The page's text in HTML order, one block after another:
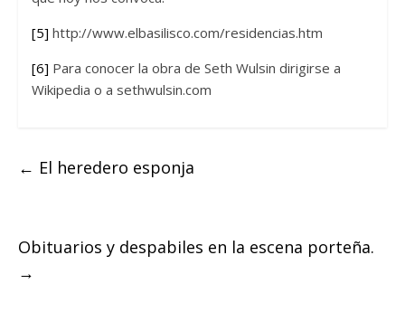
[5] http://www.elbasilisco.com/residencias.htm
[6] Para conocer la obra de Seth Wulsin dirigirse a
Wikipedia o a sethwulsin.com
← El heredero esponja
Obituarios y despabiles en la escena porteña.
→